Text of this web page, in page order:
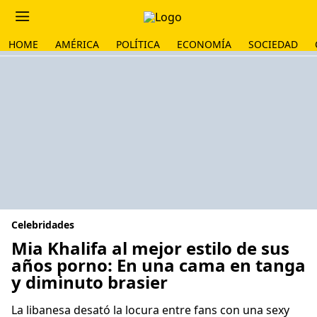
HOME AMÉRICA POLÍTICA ECONOMÍA SOCIEDAD
Celebridades
Mia Khalifa al mejor estilo de sus
años porno: En una cama en tanga
y diminuto brasier
La libanesa desató la locura entre fans con una sexy